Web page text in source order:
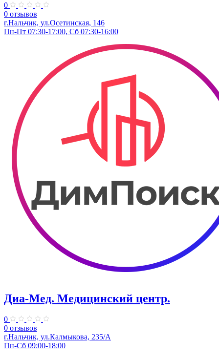
0
0 отзывов
г.Нальчик, ул.Осетинская, 146
Пн-Пт 07:30-17:00, Сб 07:30-16:00
Диа-Мед. Медицинский центр.
0
0 отзывов
г.Нальчик, ул.Калмыкова, 235/А
Пн-Сб 09:00-18:00